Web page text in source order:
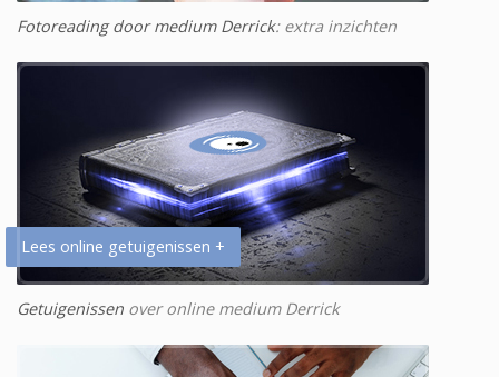
Fotoreading door medium Derrick: extra inzichten
Lees online getuigenissen +
Getuigenissen over online medium Derrick